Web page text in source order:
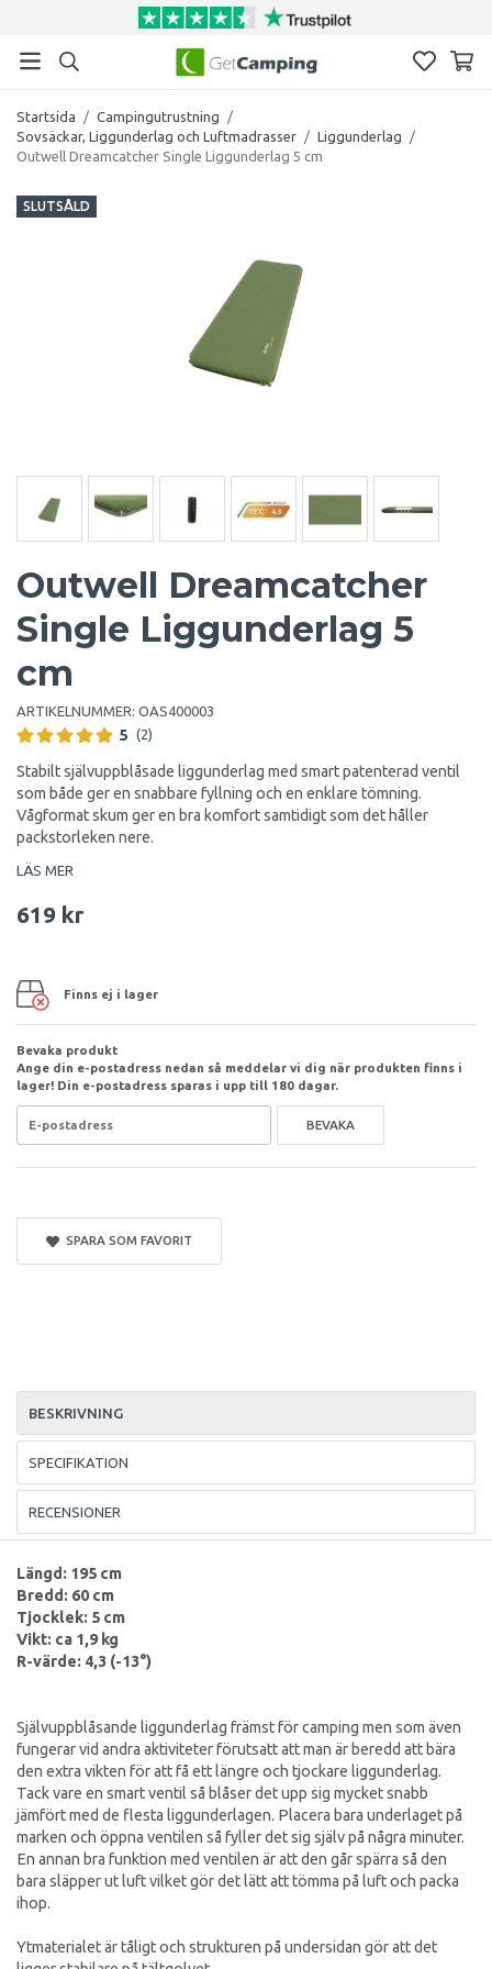
Startsida / Campingutrustning
/
Sovsäckar, Liggunderlag och Luftmadrasser / Liggunderlag
/
Outwell Dreamcatcher Single Liggunderlag 5 cm
SLUTSÅLD
Outwell Dreamcatcher
Single Liggunderlag 5
cm
ARTIKELNUMMER: OAS400003
5 (2)
Stabilt självuppblåsade liggunderlag med smart patenterad ventil
som både ger en snabbare fyllning och en enklare tömning.
Vågformat skum ger en bra komfort samtidigt som det håller
packstorleken nere.
LÄS MER
619 kr
Finns ej i lager
Bevaka produkt
Ange din e-postadress nedan så meddelar vi dig när produkten finns i
lager! Din e-postadress sparas i upp till 180 dagar.
BEVAKA
SPARA SOM FAVORIT
BESKRIVNING
SPECIFIKATION
RECENSIONER
Längd: 195 cm
Bredd: 60 cm
Tjocklek: 5 cm
Vikt: ca 1,9 kg
R-värde: 4,3 (-13°)
Självuppblåsande liggunderlag främst för camping men som även
fungerar vid andra aktiviteter förutsatt att man är beredd att bära
den extra vikten för att få ett längre och tjockare liggunderlag.
Tack vare en smart ventil så blåser det upp sig mycket snabb
jämfört med de flesta liggunderlagen. Placera bara underlaget på
marken och öppna ventilen så fyller det sig själv på några minuter.
En annan bra funktion med ventilen är att den går spärra så den
bara släpper ut luft vilket gör det lätt att tömma på luft och packa
ihop.
Ytmaterialet är tåligt och strukturen på undersidan gör att det